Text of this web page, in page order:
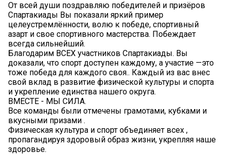
От всей души поздравляю победителей и призёров
Спартакиады Вы показали яркий пример
целеустремлённости, волю к победе, спортивный
азарт и свое спортивного мастерства. Побеждает
всегда сильнейший.
Благодарим ВСЕХ участников Спартакиады. Вы
доказали, что спорт доступен каждому, а участие —это
тоже победа для каждого своя.. Каждый из вас внес
свой вклад в развитие физической культуры и спорта
и укрепление единства нашего округа.
ВМЕСТЕ - МЫ СИЛА.
Все команды были отмечены грамотами, кубками и
вкусными призами .
Физическая культура и спорт объединяет всех ,
пропагандируя здоровый образ жизни, укрепляя наше
здоровье.